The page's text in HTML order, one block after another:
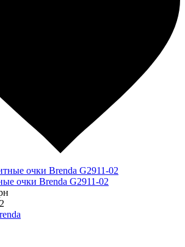
очки Brenda G2911-02